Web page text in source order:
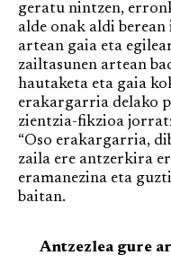
geratu nintzen,
alde onak aldi
artean gaia eta
zailtasunen artean
hautaketa eta gaia
erakargarria delako
zientzia-fikzioa
“Oso erakargarria,
zaila ere antzerkira
eramanezina eta
baitan.
Antzezlea gure